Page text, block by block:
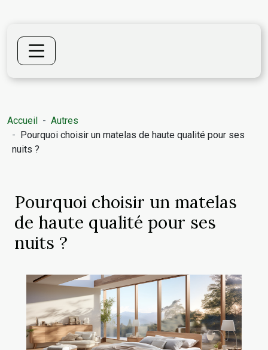
Accueil
Autres
Pourquoi choisir un matelas de haute qualité pour ses
nuits ?
Pourquoi choisir un matelas
de haute qualité pour ses
nuits ?